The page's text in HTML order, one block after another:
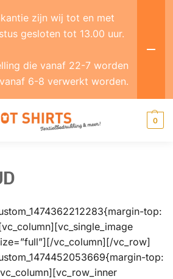
0
top:
vc_column][/vc_row]
top:
zijn wij tot en met
gesloten tot 13.00 uur.
die vanaf 22-7 worden
6-8 verwerkt worden.